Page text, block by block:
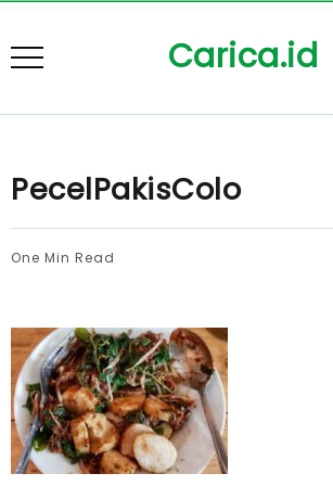
Carica.id
PecelPakisColo
One Min Read